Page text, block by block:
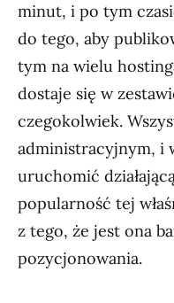
minut, i po tym
do tego, aby
tym na wielu
dostaje się w
czegokolwiek.
administracyjnym, i
uruchomić
popularność tej
z tego, że jest ona
pozycjonowania.